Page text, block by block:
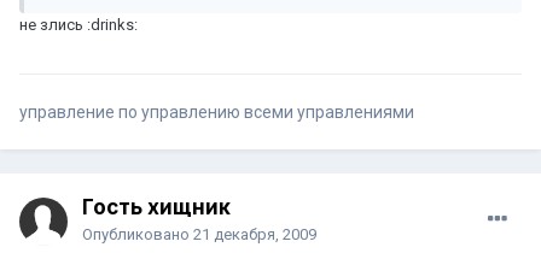
не злись :drinks:
управление по управлению всеми управлениями
Гость хищник
Опубликовано 21 декабря, 2009